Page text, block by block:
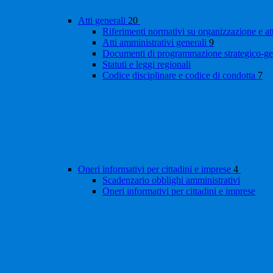
Atti generali 20
Riferimenti normativi su organizzazione e
Atti amministrativi generali 9
Documenti di programmazione strategico-
Statuti e leggi regionali
Codice disciplinare e codice di condotta 7
Oneri informativi per cittadini e imprese 4
Scadenzario obblighi amministrativi
Oneri informativi per cittadini e imprese